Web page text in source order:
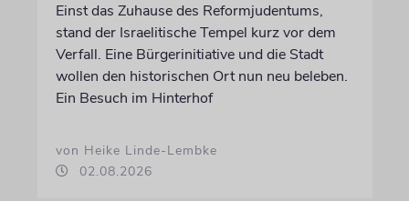
Einst das Zuhause des Reformjudentums,
stand der Israelitische Tempel kurz vor dem
Verfall. Eine Bürgerinitiative und die Stadt
wollen den historischen Ort nun neu beleben.
Ein Besuch im Hinterhof
von Heike Linde-Lembke
02.08.2026